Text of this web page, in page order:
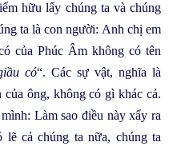
hữu lấy chúng ta và chúng
ta là con người: Anh chị em
của Phúc Âm không có tên
có“. Các sự vật, nghĩa là
ông, không có gì khác cả.
Làm sao điều này xẩy ra
lẽ cả chúng ta nữa, chúng ta